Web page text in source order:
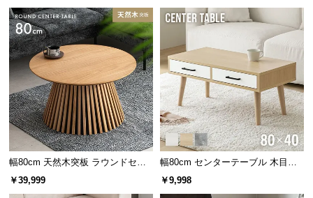
て
会
員
規
約
に
つ
い
て
幅80cm 天然木突板 ラウンドセン
ターテーブル 美しい格子デザイン
￥39,999
幅80cm センターテーブル 木目調/
モルタル調 収納付き テーパードレ
￥9,998